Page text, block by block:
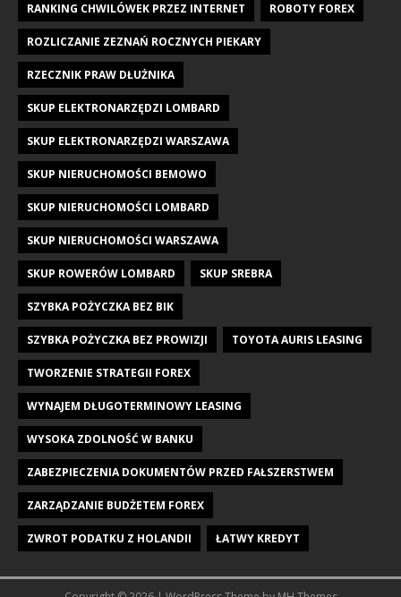
RANKING CHWILÓWEK PRZEZ INTERNET ROBOTY FOREX
ROZLICZANIE ZEZNAŃ ROCZNYCH PIEKARY
RZECZNIK PRAW DŁUŻNIKA
SKUP ELEKTRONARZĘDZI LOMBARD
SKUP ELEKTRONARZĘDZI WARSZAWA
SKUP NIERUCHOMOŚCI BEMOWO
SKUP NIERUCHOMOŚCI LOMBARD
SKUP NIERUCHOMOŚCI WARSZAWA
SKUP ROWERÓW LOMBARD SKUP SREBRA
SZYBKA POŻYCZKA BEZ BIK
SZYBKA POŻYCZKA BEZ PROWIZJI TOYOTA AURIS LEASING
TWORZENIE STRATEGII FOREX
WYNAJEM DŁUGOTERMINOWY LEASING
WYSOKA ZDOLNOŚĆ W BANKU
ZABEZPIECZENIA DOKUMENTÓW PRZED FAŁSZERSTWEM
ZARZĄDZANIE BUDŻETEM FOREX
ZWROT PODATKU Z HOLANDII ŁATWY KREDYT